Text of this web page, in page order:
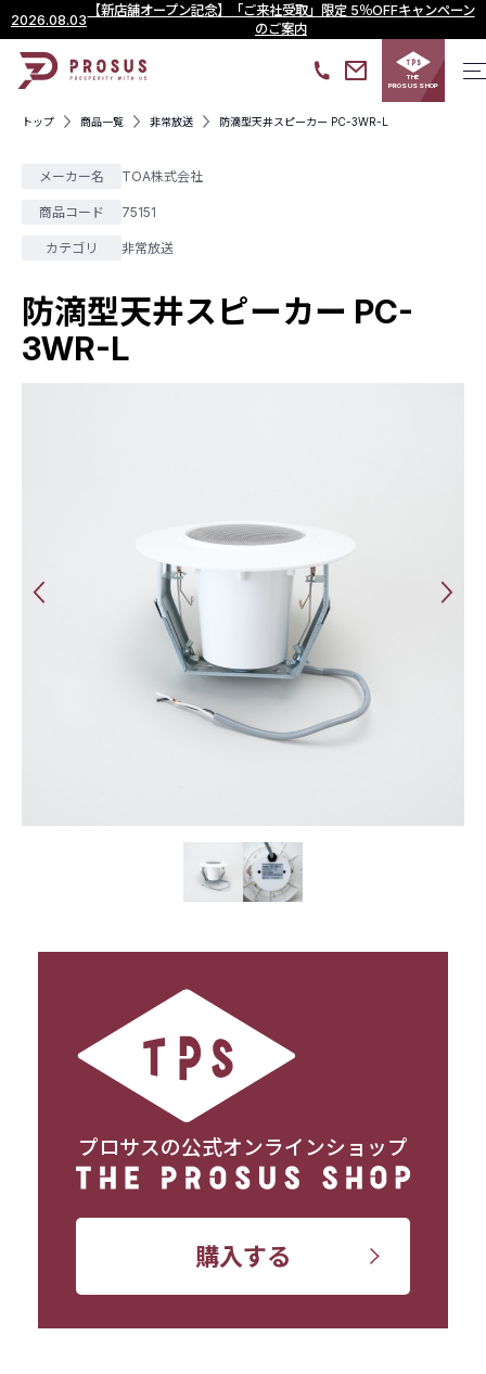
2026.08.03
【新店舗オープン記念】「ご来社受取」限定 5％OFFキャンペーン
のご案内
THE
PROSUS SHOP
トップ 商品一覧 非常放送 防滴型天井スピーカー PC-3WR-L
メーカー名 TOA株式会社
商品コード 75151
カテゴリ 非常放送
防滴型天井スピーカー PC-
3WR-L
プロサスの公式オンラインショップ
購入する